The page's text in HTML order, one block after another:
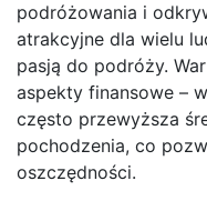
podróżowania i
atrakcyjne dla wielu
pasją do podróży.
aspekty finansowe –
często przewyższa
pochodzenia, co
oszczędności.